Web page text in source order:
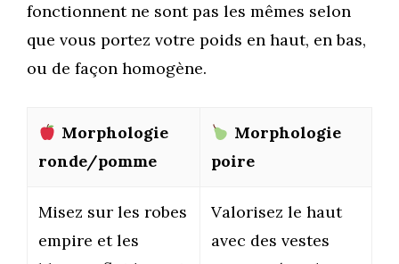
fonctionnent ne sont pas les mêmes selon
que vous portez votre poids en haut, en bas,
ou de façon homogène.
Morphologie
ronde/pomme
Morphologie
poire
Misez sur les robes
empire et les
Valorisez le haut
avec des vestes